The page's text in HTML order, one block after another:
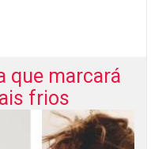
que marcará
frios